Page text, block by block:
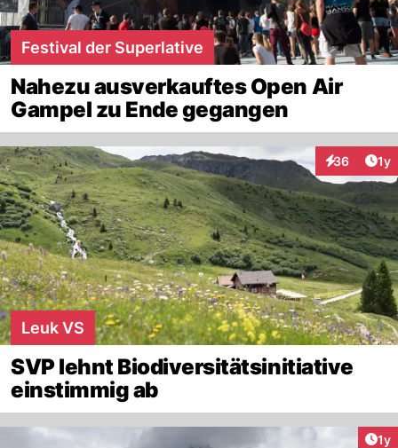
Festival der Superlative
Nahezu ausverkauftes Open Air
Gampel zu Ende gegangen
36 1y
Leuk VS
SVP lehnt Biodiversitätsinitiative
einstimmig ab
1y